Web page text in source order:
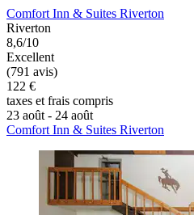
Comfort Inn & Suites Riverton
Riverton
8,6/10
Excellent
(791 avis)
122 €
taxes et frais compris
23 août - 24 août
Comfort Inn & Suites Riverton